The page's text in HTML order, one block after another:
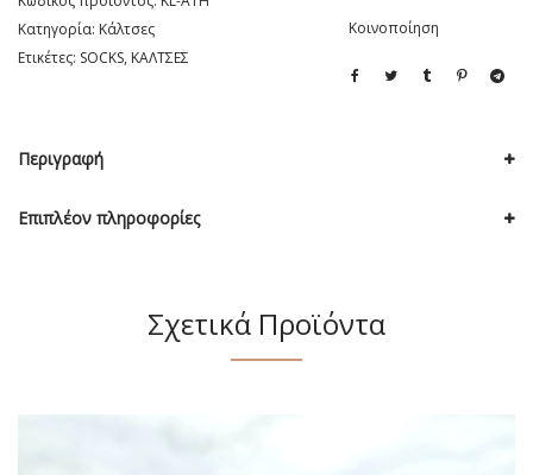
Κατηγορία: Κάλτσες
Ετικέτες: SOCKS, ΚΑΛΤΣΕΣ
Κοινοποίηση
Περιγραφή
Επιπλέον πληροφορίες
Σχετικά Προϊόντα